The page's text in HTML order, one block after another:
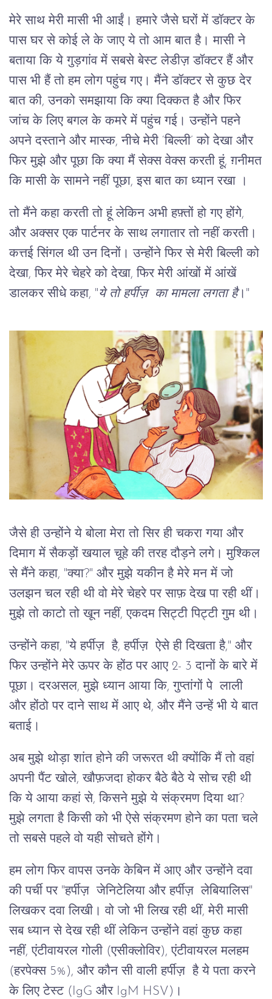
मेरे साथ मेरी मासी भी आईं। हमारे जैसे घरों में डॉक्टर के
पास घर से कोई ले के जाए ये तो आम बात है। मासी ने
बताया कि ये गुड़गांव में सबसे बेस्ट लेडीज़ डॉक्टर हैं और
पास भी हैं तो हम लोग पहुंच गए। मैंने डॉक्टर से कुछ देर
बात की, उनको समझाया कि क्या दिक्कत है और फिर
जांच के लिए बगल के कमरे में पहुंच गई। उन्होंने पहने
अपने दस्ताने और मास्क, नीचे मेरी ‘बिल्ली’ को देखा और
फिर मुझे और पूछा कि क्या मैं सेक्स वेक्स करती हूं, ग़नीमत
कि मासी के सामने नहीं पूछा, इस बात का ध्यान रखा ।
तो मैंने कहा करती तो हूं लेकिन अभी हफ़्तों हो गए होंगे,
और अक्सर एक पार्टनर के साथ लगातार तो नहीं करती।
कत्तई सिंगल थी उन दिनों। उन्होंने फिर से मेरी बिल्ली को
देखा, फिर मेरे चेहरे को देखा, फिर मेरी आंखों में आंखें
डालकर सीधे कहा, "ये तो हर्पीज़ का मामला लगता है।"
जैसे ही उन्होंने ये बोला मेरा तो सिर ही चकरा गया और
दिमाग में सैकड़ों खयाल चूहे की तरह दौड़ने लगे। मुश्किल
से मैंने कहा, "क्या?" और मुझे यकीन है मेरे मन में जो
उलझन चल रही थी वो मेरे चेहरे पर साफ़ देख पा रही थीं।
मुझे तो काटो तो खून नहीं, एकदम सिट्टी पिट्टी गुम थी।
उन्होंने कहा, "ये हर्पीज़ है, हर्पीज़ ऐसे ही दिखता है," और
फिर उन्होंने मेरे ऊपर के होंठ पर आए 2- 3 दानों के बारे में
पूछा। दरअसल, मुझे ध्यान आया कि, गुप्तांगों पे लाली
और होंठो पर दाने साथ में आए थे, और मैंने उन्हें भी ये बात
बताई।
अब मुझे थोड़ा शांत होने की जरूरत थी क्योंकि मैं तो वहां
अपनी पैंट खोले, खौफ़जदा होकर बैठे बैठे ये सोच रही थी
कि ये आया कहां से, किसने मुझे ये संक्रमण दिया था?
मुझे लगता है किसी को भी ऐसे संक्रमण होने का पता चले
तो सबसे पहले वो यही सोचते होंगे।
हम लोग फिर वापस उनके केबिन में आए और उन्होंने दवा
की पर्ची पर "हर्पीज़ जेनिटेलिया और हर्पीज़ लेबियालिस"
लिखकर दवा लिखी। वो जो भी लिख रही थीं, मेरी मासी
सब ध्यान से देख रही थीं लेकिन उन्होंने वहां कुछ कहा
नहीं, एंटीवायरल गोली (एसीक्लोविर), एंटीवायरल मलहम
(हरपेक्स 5%), और कौन सी वाली हर्पीज़ है ये पता करने
के लिए टेस्ट (IgG और IgM HSV)।